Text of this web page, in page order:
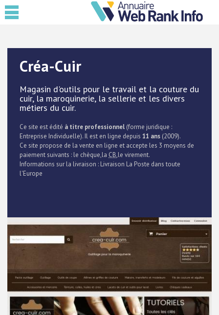
Créa-Cuir
Magasin d'outils pour le travail et la couture du
cuir, la maroquinerie, la sellerie et les divers
métiers du cuir.
Ce site est édité à titre professionnel (forme juridique :
Entreprise Individuelle). Il est en ligne depuis 11 ans (2009).
Ce site propose de la vente en ligne et accepte les 3 moyens de
paiement suivants : le chèque,la CB,le virement.
Informations sur la livraison : Livraison La Poste dans toute
l'Europe